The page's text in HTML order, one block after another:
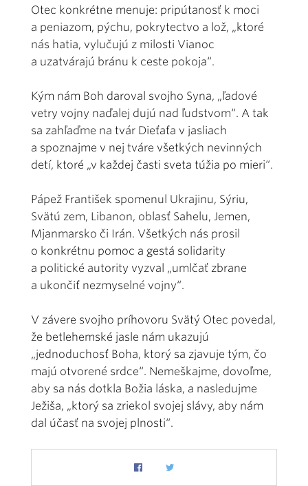
Otec konkrétne menuje: pripútanosť k moci
a peniazom, pýchu, pokrytectvo a lož, „ktoré
nás hatia, vylučujú z milosti Vianoc
a uzatvárajú bránu k ceste pokoja“.
Kým nám Boh daroval svojho Syna, „ľadové
vetry vojny naďalej dujú nad ľudstvom“. A tak
sa zahľaďme na tvár Dieťaťa v jasliach
a spoznajme v nej tváre všetkých nevinných
detí, ktoré „v každej časti sveta túžia po mieri“.
Pápež František spomenul Ukrajinu, Sýriu,
Svätú zem, Libanon, oblasť Sahelu, Jemen,
Mjanmarsko či Irán. Všetkých nás prosil
o konkrétnu pomoc a gestá solidarity
a politické autority vyzval „umlčať zbrane
a ukončiť nezmyselné vojny“.
V závere svojho príhovoru Svätý Otec povedal,
že betlehemské jasle nám ukazujú
„jednoduchosť Boha, ktorý sa zjavuje tým, čo
majú otvorené srdce“. Nemeškajme, dovoľme,
aby sa nás dotkla Božia láska, a nasledujme
Ježiša, „ktorý sa zriekol svojej slávy, aby nám
dal účasť na svojej plnosti“.